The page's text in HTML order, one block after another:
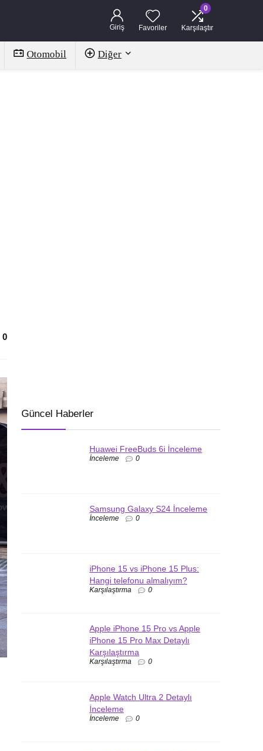
Giriş Favoriler
0
Karşılaştır
Otomobil Diğer
0
Güncel Haberler
Huawei FreeBuds 6i İnceleme
İnceleme 0
Samsung Galaxy S24 İnceleme
İnceleme 0
iPhone 15 vs iPhone 15 Plus:
Hangi telefonu almalıyım?
Karşılaştırma 0
Apple iPhone 15 Pro vs Apple
iPhone 15 Pro Max Detaylı
Karşılaştırma
Karşılaştırma 0
Apple Watch Ultra 2 Detaylı
İnceleme
İnceleme 0